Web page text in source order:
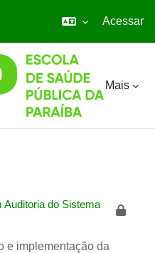
Acessar
Mais
Auditoria do Sistema
e implementação da